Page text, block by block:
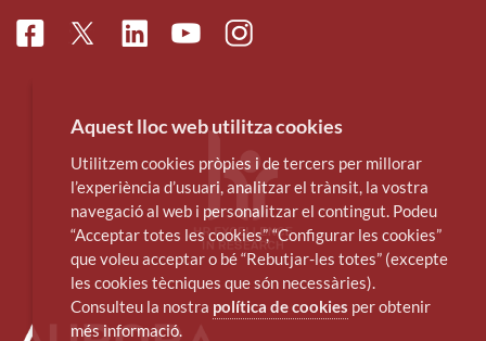
FacebookTwitterLinkedinYoutubeInstagram
Aquest lloc web utilitza cookies
Utilitzem cookies pròpies i de tercers per millorar
l’experiència d’usuari, analitzar el trànsit, la vostra
navegació al web i personalitzar el contingut. Podeu
“Acceptar totes les cookies”, “Configurar les cookies”
que voleu acceptar o bé “Rebutjar-les totes” (excepte
les cookies tècniques que són necessàries).
Consulteu la nostra política de cookies per obtenir
més informació.